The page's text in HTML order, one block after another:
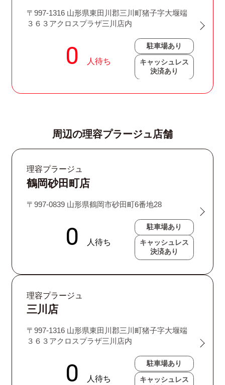
〒997-1316 山形県東田川郡三川町猪子字大堰端
３６３アクロスプラザ三川店内
駐車場あり
キャッシュレス
決済あり
周辺の理容プラージュ店舗
理容プラージュ
鶴岡砂田町店
〒997-0839 山形県鶴岡市砂田町6番地28
駐車場あり
キャッシュレス
決済あり
理容プラージュ
三川店
〒997-1316 山形県東田川郡三川町猪子字大堰端
３６３アクロスプラザ三川店内
駐車場あり
キャッシュレス